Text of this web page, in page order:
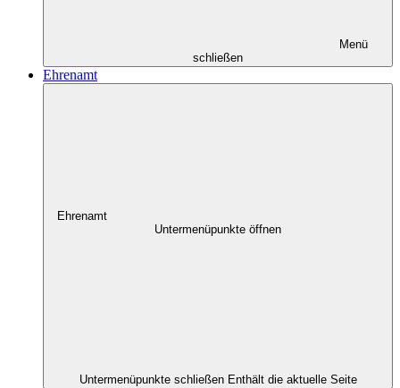
Menü
schließen
Ehrenamt
Ehrenamt
Untermenüpunkte öffnen
Untermenüpunkte schließen Enthält die aktuelle Seite